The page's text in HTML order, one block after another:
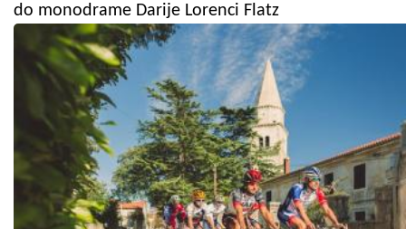
do monodrame Darije Lorenci Flatz